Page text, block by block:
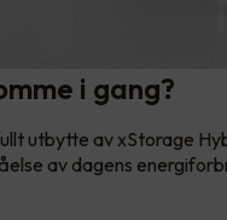
i gang?
utbytte av xStorage
av dagens